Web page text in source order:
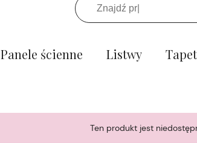
Panele ścienne Listwy
Ten produkt jest